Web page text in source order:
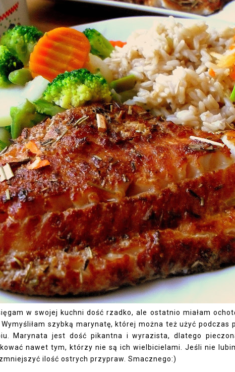
w swojej kuchni dość rzadko, ale ostatnio miałam
Wymyśliłam szybką marynatę, której można też użyć podczas
Marynata jest dość pikantna i wyrazista, dlatego
nawet tym, którzy nie są ich wielbicielami. Jeśli nie
ilość ostrych przypraw. Smacznego:)